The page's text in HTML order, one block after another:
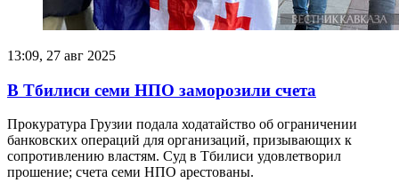
13:09, 27 авг 2025
В Тбилиси семи НПО заморозили счета
Прокуратура Грузии подала ходатайство об ограничении
банковских операций для организаций, призывающих к
сопротивлению властям. Суд в Тбилиси удовлетворил
прошение; счета семи НПО арестованы.